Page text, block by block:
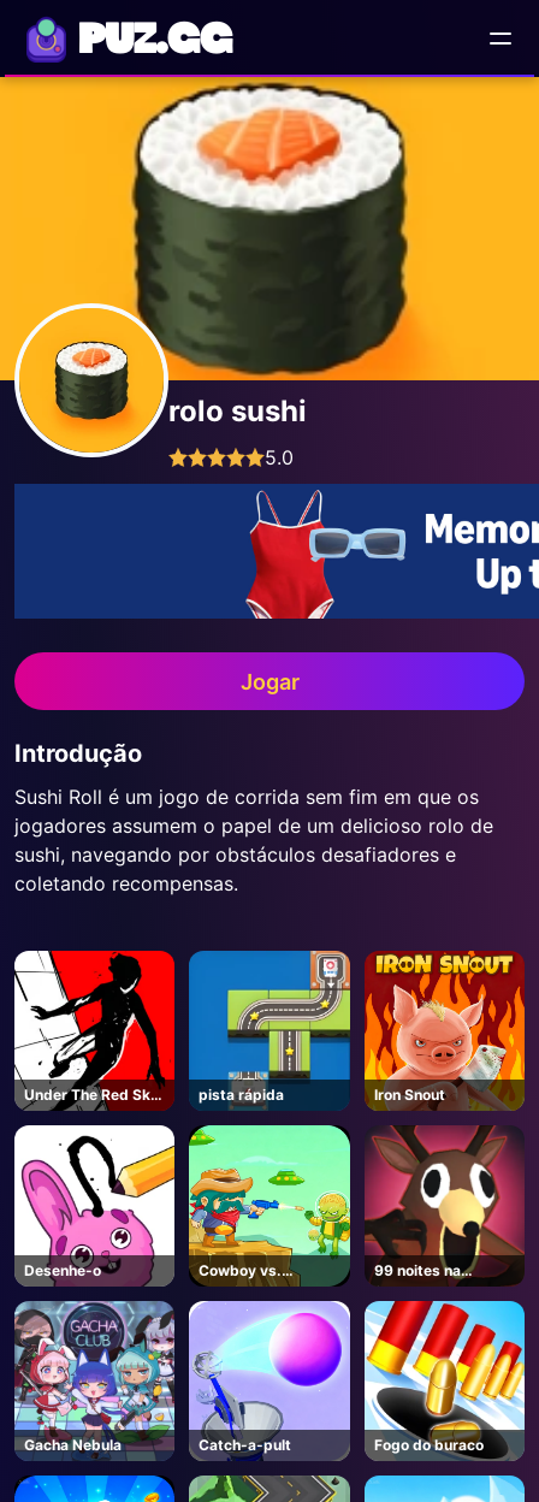
PUZ.GG
rolo sushi
5.0
Jogar
Introdução
Sushi Roll é um jogo de corrida sem fim em que os
jogadores assumem o papel de um delicioso rolo de
sushi, navegando por obstáculos desafiadores e
coletando recompensas.
Under The Red Sky
Parkour
pista rápida Iron Snout
Desenhe-o
Cowboy vs.
marcianos
99 noites na
floresta-
Unblocked Online
Jogos
Gacha Nebula Catch-a-pult Fogo do buraco